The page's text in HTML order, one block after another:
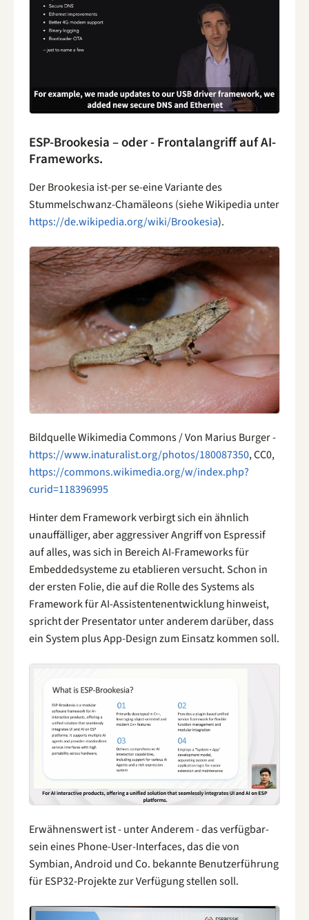
ESP-Brookesia – oder - Frontalangriff auf AI-
Frameworks.
Der Brookesia ist-per se-eine Variante des
Stummelschwanz-Chamäleons (siehe Wikipedia unter
https://de.wikipedia.org/wiki/Brookesia).
Bildquelle Wikimedia Commons / Von Marius Burger -
https://www.inaturalist.org/photos/180087350, CC0,
https://commons.wikimedia.org/w/index.php?
curid=118396995
Hinter dem Framework verbirgt sich ein ähnlich
unauffälliger, aber aggressiver Angriff von Espressif
auf alles, was sich in Bereich AI-Frameworks für
Embeddedsysteme zu etablieren versucht. Schon in
der ersten Folie, die auf die Rolle des Systems als
Framework für AI-Assistentenentwicklung hinweist,
spricht der Presentator unter anderem darüber, dass
ein System plus App-Design zum Einsatz kommen soll.
Erwähnenswert ist - unter Anderem - das verfügbar-
sein eines Phone-User-Interfaces, das die von
Symbian, Android und Co. bekannte Benutzerführung
für ESP32-Projekte zur Verfügung stellen soll.